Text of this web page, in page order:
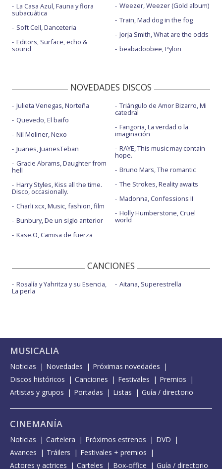
La Casa Azul, Fauna y flora
subacuática
Soft Cell, Danceteria
Editors, Surface, echo &
sound
Weezer, Weezer (Gold album)
Train, Mad dog in the fog
Jorja Smith, What are the odds
beabadoobee, Pylon
NOVEDADES DISCOS
Julieta Venegas, Norteña
Quevedo, El baifo
Nil Moliner, Nexo
Juanes, JuanesTeban
Gracie Abrams, Daughter from
hell
Harry Styles, Kiss all the time.
Disco, occasionally.
Charli xcx, Music, fashion, film
Bunbury, De un siglo anterior
Kase.O, Camisa de fuerza
Triángulo de Amor Bizarro, Mi
catedral
Fangoria, La verdad o la
imaginación
RAYE, This music may contain
hope.
Bruno Mars, The romantic
The Strokes, Reality awaits
Madonna, Confessions II
Holly Humberstone, Cruel
world
CANCIONES
Rosalía y Yahritza y su Esencia,
La perla
Aitana, Superestrella
MUSICALIA
Noticias Novedades
Próximas novedades
Discos históricos
Canciones Festivales
Premios
Artistas y grupos
Portadas Listas Guía / directorio
CINEMANÍA
Noticias Cartelera Próximos estrenos
DVD
Avances
Tráilers
Festivales + premios
Actores y actrices
Carteles Box-office Guía / directorio